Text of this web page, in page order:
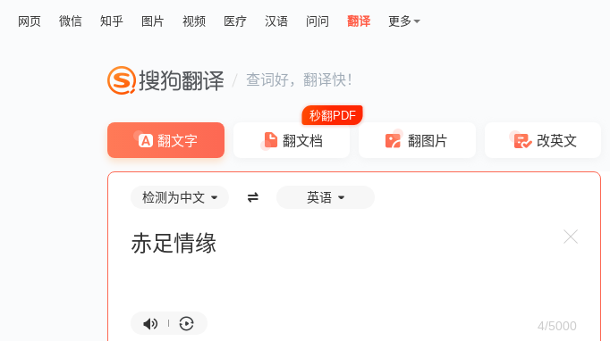
网页 微信 知乎 图片 视频 医疗 汉语 问问 翻译 更多
查词好，翻译快！
翻文字 翻文档 翻图片 改英文
检测为中文 英语
4/5000